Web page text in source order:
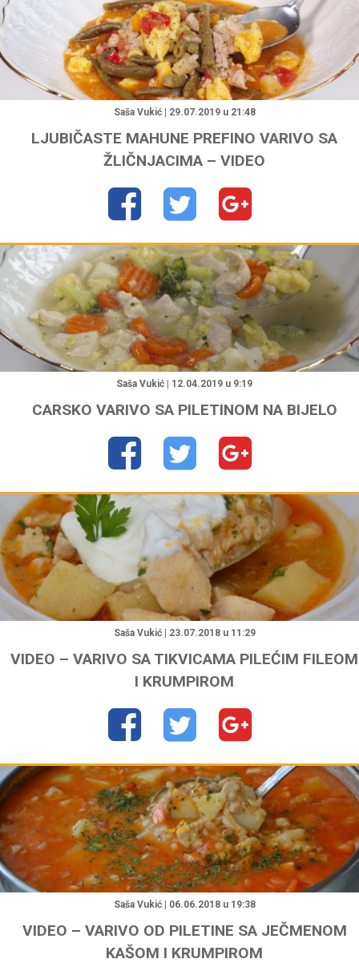
"
Saša Vukić | 29.07.2019 u 21:48
LJUBIČASTE MAHUNE PREFINO VARIVO SA
ŽLIČNJACIMA – VIDEO
"
Saša Vukić | 12.04.2019 u 9:19
CARSKO VARIVO SA PILETINOM NA BIJELO
"
Saša Vukić | 23.07.2018 u 11:29
VIDEO – VARIVO SA TIKVICAMA PILEĆIM FILEOM
I KRUMPIROM
"
Saša Vukić | 06.06.2018 u 19:38
VIDEO – VARIVO OD PILETINE SA JEČMENOM
KAŠOM I KRUMPIROM